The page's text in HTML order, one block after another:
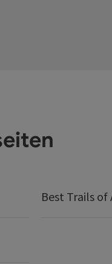
Best Trails of